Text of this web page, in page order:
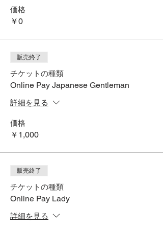
価格
￥0
販売終了
チケットの種類
Online Pay Japanese Gentleman
詳細を見る
価格
￥1,000
販売終了
チケットの種類
Online Pay Lady
詳細を見る